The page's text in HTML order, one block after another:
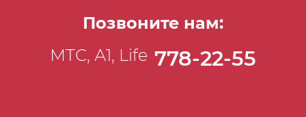
Позвоните нам:
МТС, А1, Life 778-22-55